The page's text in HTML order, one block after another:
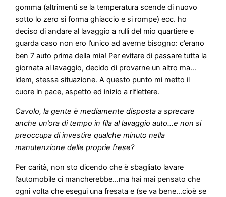
gomma (altrimenti se la temperatura scende di nuovo
sotto lo zero si forma ghiaccio e si rompe) ecc. ho
deciso di andare al lavaggio a rulli del mio quartiere e
guarda caso non ero l’unico ad averne bisogno: c’erano
ben 7 auto prima della mia! Per evitare di passare tutta la
giornata al lavaggio, decido di provarne un altro ma…
idem, stessa situazione. A questo punto mi metto il
cuore in pace, aspetto ed inizio a riflettere.
Cavolo, la gente è mediamente disposta a sprecare
anche un’ora di tempo in fila al lavaggio auto…e non si
preoccupa di investire qualche minuto nella
manutenzione delle proprie frese?
Per carità, non sto dicendo che è sbagliato lavare
l’automobile ci mancherebbe…ma hai mai pensato che
ogni volta che esegui una fresata e (se va bene…cioè se